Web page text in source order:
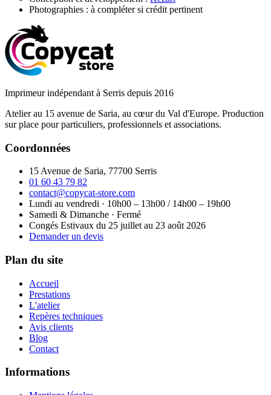
Photographies : à compléter si crédit pertinent
Imprimeur indépendant à Serris depuis 2016
Atelier au 15 avenue de Saria, au cœur du Val d'Europe. Production
sur place pour particuliers, professionnels et associations.
Coordonnées
15 Avenue de Saria, 77700 Serris
01 60 43 79 82
contact@copycat-store.com
Lundi au vendredi · 10h00 – 13h00 / 14h00 – 19h00
Samedi & Dimanche · Fermé
Congés Estivaux du 25 juillet au 23 août 2026
Demander un devis
Plan du site
Accueil
Prestations
L'atelier
Repères techniques
Avis clients
Blog
Contact
Informations